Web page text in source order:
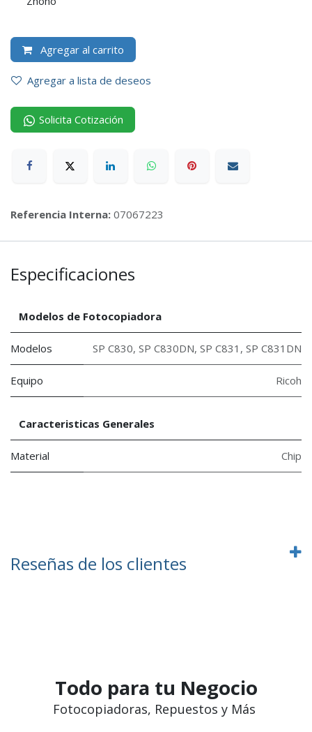
Agregar al carrito
Agregar a lista de deseos
Solicita Cotización
Referencia Interna: 07067223
Especificaciones
Modelos de Fotocopiadora
Modelos SP C830, SP C830DN, SP C831 , SP C831DN
Equipo Ricoh
Caracteristicas Generales
Material Chip
Reseñas de los clientes
Todo para tu Negocio
Fotocopiadoras, Repuestos y Más